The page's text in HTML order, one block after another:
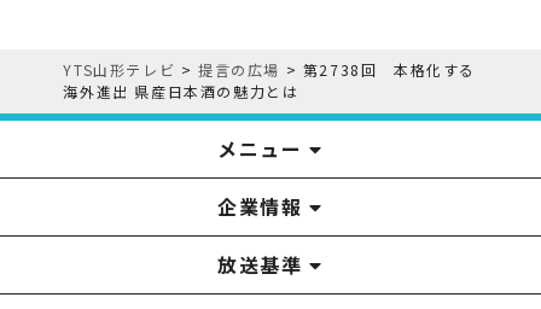
YTS山形テレビ >提言の広場 > 第2738回 本格化する
海外進出 県産日本酒の魅力とは
メニュー
YTSニュース
番組
アナウンサー
プレゼント
イベント
みるるん星人
YTS見学ツアー
番組表
お問い合わせ
企業情報
企業情報
役員構成
YTS山形テレビ SDGs 宣言
採用情報
山形テレビ人権方針
山形テレビ国民保護業務計画提出文
個人情報基本方針
情報セキュリティ基本方針
視聴データの取扱いについて
系列局一覧
中継局一覧
放送基準